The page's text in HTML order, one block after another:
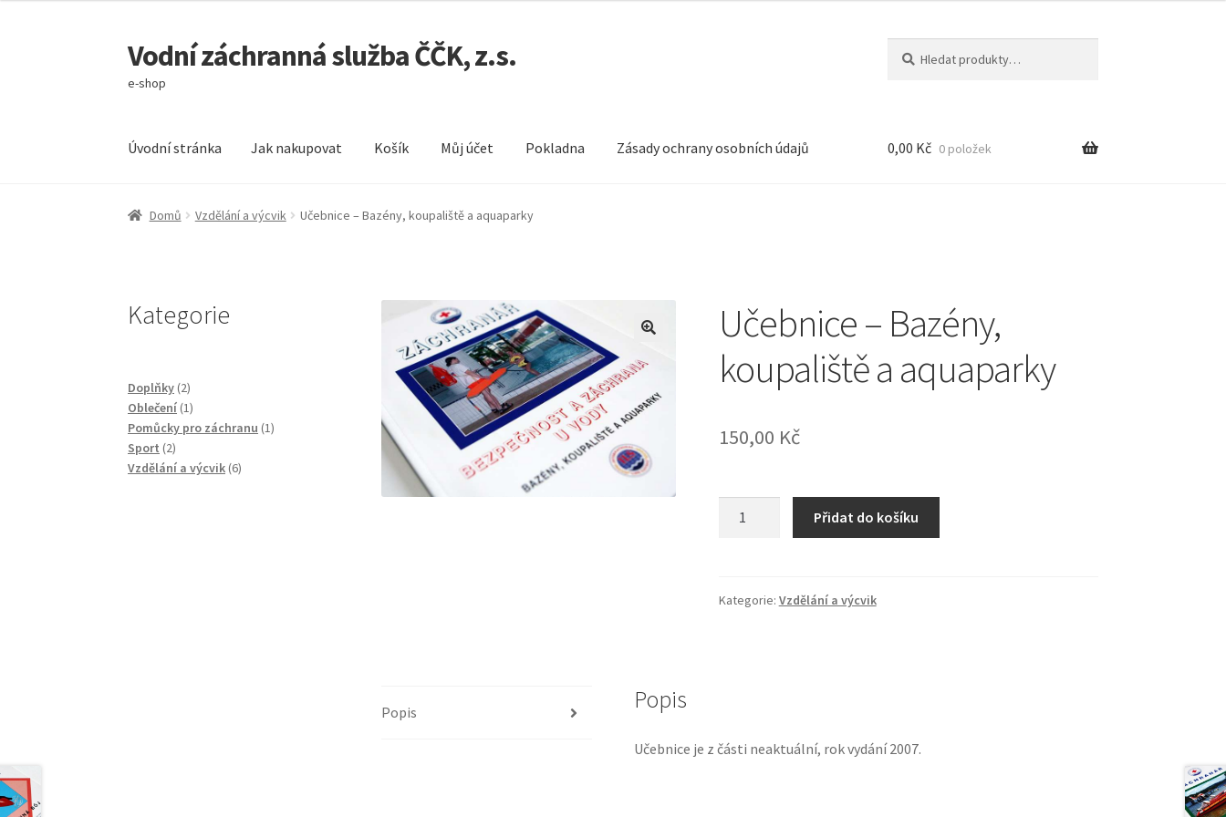
Přeskočit
na
navigaci
Přejít
k
obsahu
Vodní záchranná služba ČČK, z.s.
e-shop
Úvodní stránka Jak nakupovat Košík Můj účet Pokladna Zásady ochrany osobních údajů
Úvodní stránkaJak nakupovat Košík Můj účet Pokladna Zásady ochrany osobních údajů
0,00 Kč 0 položek
Domů Vzdělání a výcvik Učebnice – Bazény, koupaliště a aquaparky
Učebnice – Bazény,
koupaliště a aquaparky
150,00 Kč
a
Přidat do košíku
Kategorie: Vzdělání a výcvik
Popis Popis
Učebnice je z části neaktuální, rok vydání 2007.
Kategorie
Doplňky 22
produkty
Oblečení 11
produkt
Pomůcky pro záchranu 11
Sport 22
produkty
Vzdělání a výcvik 66